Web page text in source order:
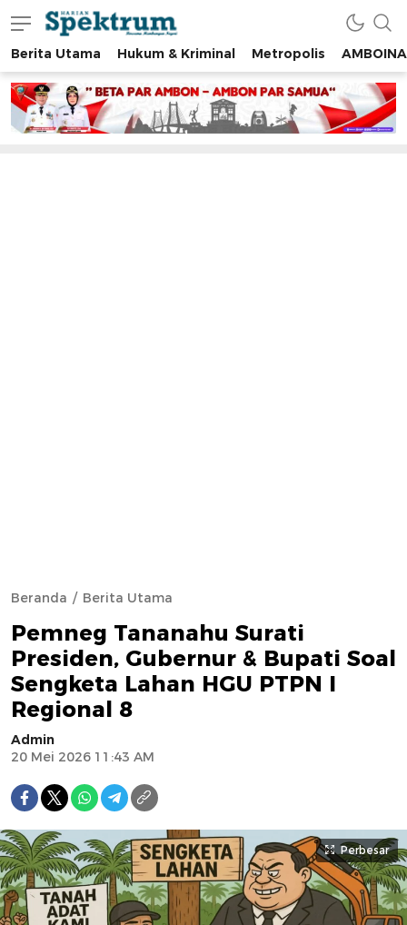
spektrumonline.com
Berita Utama Hukum & Kriminal Metropolis AMBOINA
Beranda Berita Utama
Pemneg Tananahu Surati
Presiden, Gubernur & Bupati Soal
Sengketa Lahan HGU PTPN I
Regional 8
Admin
20 Mei 2026 11:43 AM
Perbesar